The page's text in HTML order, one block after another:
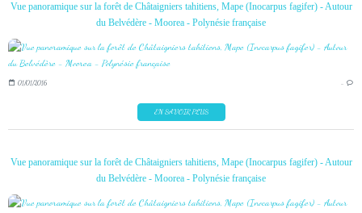
Vue panoramique sur la forêt de Châtaigniers tahitiens, Mape (Inocarpus fagifer) - Autour
du Belvédère - Moorea - Polynésie française
01/01/2016 …
EN SAVOIR PLUS
Vue panoramique sur la forêt de Châtaigniers tahitiens, Mape (Inocarpus fagifer) - Autour
du Belvédère - Moorea - Polynésie française